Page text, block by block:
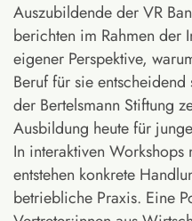
Auszubildende der VR
berichten im Rahmen der
eigener Perspektive,
Beruf für sie
der Bertelsmann Stiftung
Ausbildung heute für
In interaktiven Workshops
entstehen konkrete
betriebliche Praxis. Eine